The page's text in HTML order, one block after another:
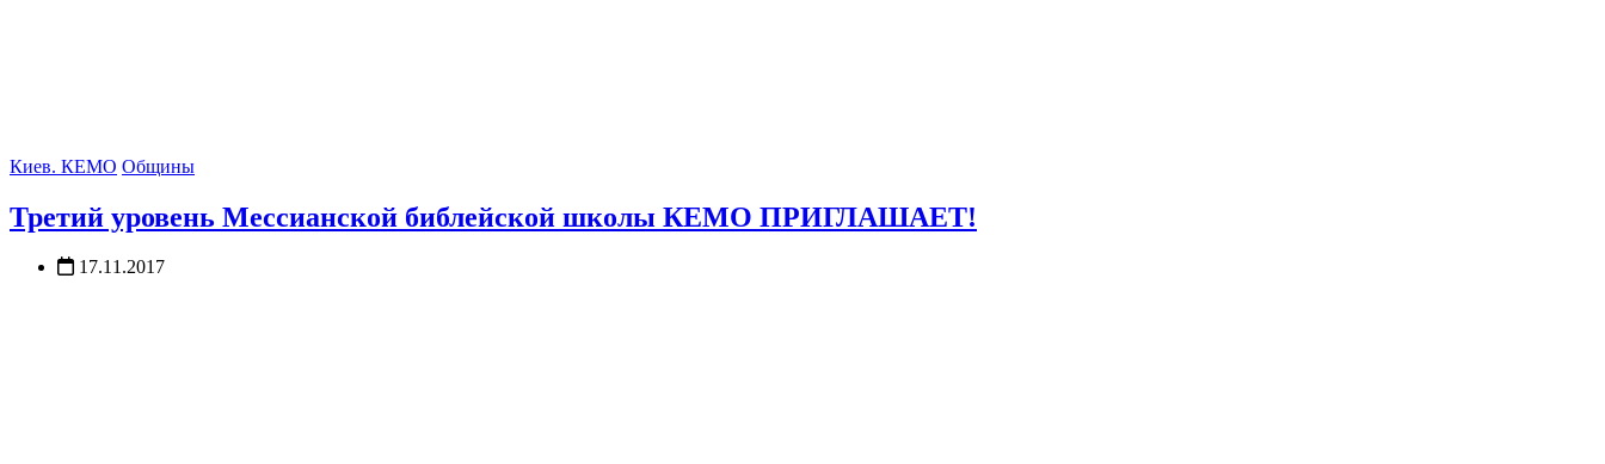
Киев. КЕМО Общины
Третий уровень Мессианской библейской школы КЕМО ПРИГЛАШАЕТ!
17.11.2017